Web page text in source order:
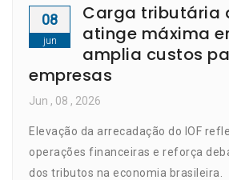
08
jun
Carga tributária
atinge máxima
amplia custos
empresas
Jun , 08 , 2026
Elevação da arrecadação do IOF
operações financeiras e reforça
dos tributos na economia brasileira.